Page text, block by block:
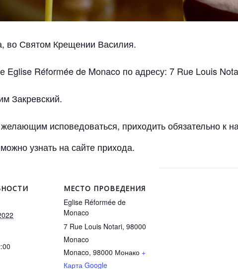
во Святом Крещении Василия.
Eglise Réformée de Monaco по адресу: 7 Rue Louis
Закревский.
исповедоваться, приходить обязательно к
узнать на сайте прихода.
МЕСТО ПРОВЕДЕНИЯ
Eglise Réformée de
Monaco
7 Rue Louis Notari, 98000
Monaco
Monaco, 98000 Монако +
Карта Google